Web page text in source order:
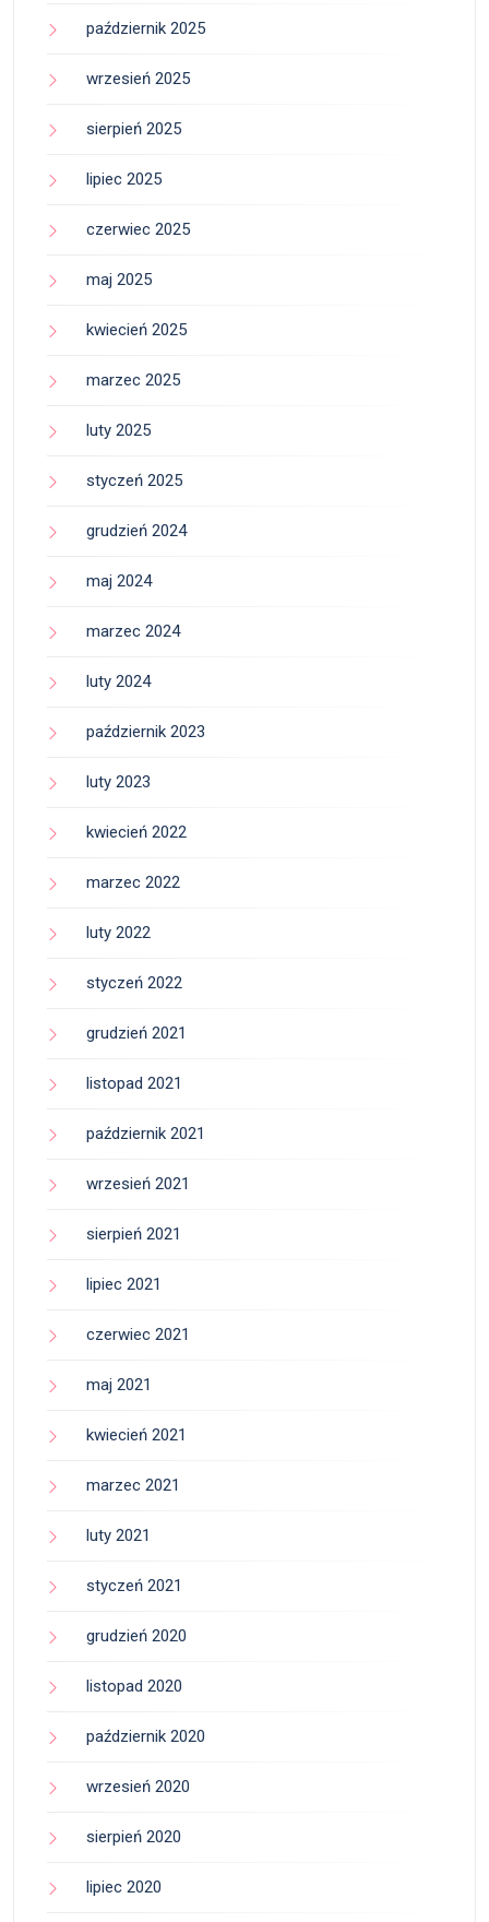
październik 2025
wrzesień 2025
sierpień 2025
lipiec 2025
czerwiec 2025
maj 2025
kwiecień 2025
marzec 2025
luty 2025
styczeń 2025
grudzień 2024
maj 2024
marzec 2024
luty 2024
październik 2023
luty 2023
kwiecień 2022
marzec 2022
luty 2022
styczeń 2022
grudzień 2021
listopad 2021
październik 2021
wrzesień 2021
sierpień 2021
lipiec 2021
czerwiec 2021
maj 2021
kwiecień 2021
marzec 2021
luty 2021
styczeń 2021
grudzień 2020
listopad 2020
październik 2020
wrzesień 2020
sierpień 2020
lipiec 2020